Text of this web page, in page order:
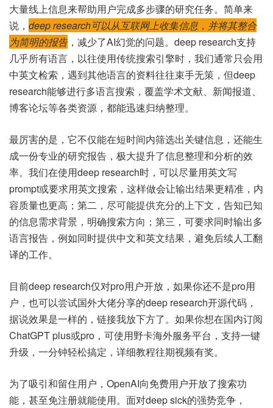
大量线上信息来帮助用户完成多步骤的研究任务。简单来
说， deep research可以从互联网上收集信息，并将其整合
为简明的报告，减少了AI幻觉的问题。deep research支持
几乎所有语言，以往使用传统搜索引擎时，我们通常只会用
中英文检索，遇到其他语言的资料往往束手无策，但deep
research能够进行多语言搜索，覆盖学术文献、新闻报道、
博客论坛等各类资源，都能迅速归纳整理。
最厉害的是，它不仅能在短时间内筛选出关键信息，还能生
成一份专业的研究报告，极大提升了信息整理和分析的效
率。我们在使用deep research时，可以尽量用英文写
prompt或要求用英文搜索，这样做会让输出结果更精准，内
容质量也更高；第二，尽可能提供充分的上下文，告知已知
的信息需求背景，明确搜索方向；第三，可要求同时输出多
语言报告，例如同时提供中文和英文结果，避免后续人工翻
译的工作。
目前deep research仅对pro用户开放，如果你还不是pro用
户，也可以尝试国外大佬分享的deep research开源代码，
据说效果是一样的，链接我放下方了。如果你想在国内订阅
ChatGPT plus或pro，可使用野卡海外服务平台，支持一键
升级，一分钟轻松搞定，详细教程往期视频有奖。
为了吸引和留住用户，OpenAI向免费用户开放了搜索功
能，甚至免注册就能使用。面对deep sick的强势竞争，